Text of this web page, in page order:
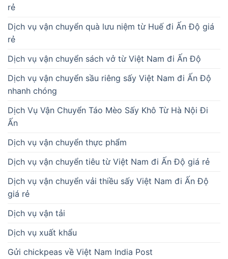
rẻ
Dịch vụ vận chuyển quà lưu niệm từ Huế đi Ấn Độ giá
rẻ
Dịch vụ vận chuyển sách vở từ Việt Nam đi Ấn Độ
Dịch vụ vận chuyển sầu riêng sấy Việt Nam đi Ấn Độ
nhanh chóng
Dịch Vụ Vận Chuyển Táo Mèo Sấy Khô Từ Hà Nội Đi
Ấn
Dịch vụ vận chuyển thực phẩm
Dịch vụ vận chuyển tiêu từ Việt Nam đi Ấn Độ giá rẻ
Dịch vụ vận chuyển vải thiều sấy Việt Nam đi Ấn Độ
giá rẻ
Dịch vụ vận tải
Dịch vụ xuất khẩu
Gửi chickpeas về Việt Nam India Post